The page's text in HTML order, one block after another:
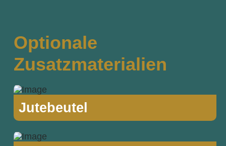
Optionale
Zusatzmaterialien
Jutebeutel